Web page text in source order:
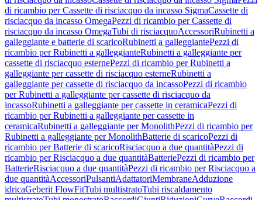
di ricambio per Cassette di risciacquo da incasso SigmaCassette di
risciacquo da incasso OmegaPezzi di ricambio per Cassette di
risciacquo da incasso OmegaTubi di risciacquoAccessoriRubinetti a
galleggiante e batterie di scaricoRubinetti a galleggiantePezzi di
ricambio per Rubinetti a galleggianteRubinetti a galleggiante per
cassette di risciacquo esternePezzi di ricambio per Rubinetti a
galleggiante per cassette di risciacquo esterneRubinetti a
galleggiante per cassette di risciacquo da incassoPezzi di ricambio
per Rubinetti a galleggiante per cassette di risciacquo da
incassoRubinetti a galleggiante per cassette in ceramicaPezzi di
ricambio per Rubinetti a galleggiante per cassette in
ceramicaRubinetti a galleggiante per MonolithPezzi di ricambio per
Rubinetti a galleggiante per MonolithBatterie di scaricoPezzi di
ricambio per Batterie di scaricoRisciacquo a due quantitàPezzi di
ricambio per Risciacquo a due quantitàBatteriePezzi di ricambio per
BatterieRisciacquo a due quantitàPezzi di ricambio per Risciacquo a
due quantitàAccessoriPulsantiAdattatoriMembraneAdduzione
idricaGeberit FlowFitTubi multistratoTubi riscaldamento